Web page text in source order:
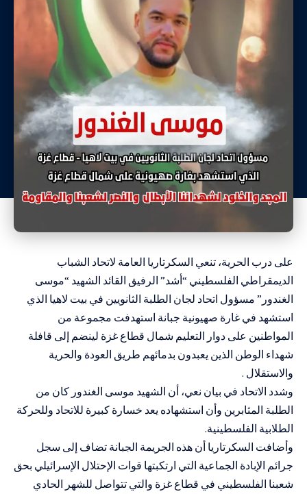
على درب الحرية، تنعي السكرتاريا العامة لاتحاد الشباب
الديمقراطي الفلسطيني “أشد” الرفيق القائد الشهيد “موسى
الغندور” مسؤول اتحاد لجان الطلبة الثانويين في بيت لاهيا الذي
استشهد في غارة صهيونية جبانة استهدفت مجموعة من
المواطنين على دوار التعليم شمال قطاع غزة لينضم إلى قافلة
شهداء الوطن الذين يعبدون بدمائهم طريق العودة والحرية
والاستقلال .
وشدد الاتحاد في بيان نعي، أن الشهيد موسى الغندور كان من
الطلبة المثابرين وأن استشهاده يعد خسارة كبيرة للاتحاد وللحركة
الطلابية الفلسطينية.
وأضافت السكرتاريا أن هذه الجريمة الجبانة تضاف إلى سجل
جرائم الإبادة الجماعية التي ارتكبتها قوات الإحتلال الإسرائيلي بحق
شعبنا الفلسطيني في قطاع غزة والتي تتواصل للشهر الحادي